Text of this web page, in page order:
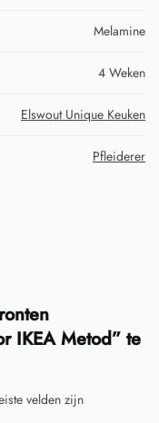
Melamine
4 Weken
Elswout Unique Keuken
Pfleiderer
IKEA Metod” te
velden zijn